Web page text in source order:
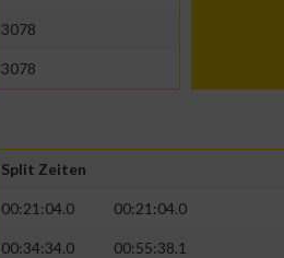
3078
3078
Split Zeiten
00:21:04.0 00:21:04.0
00:34:34.0 00:55:38.1